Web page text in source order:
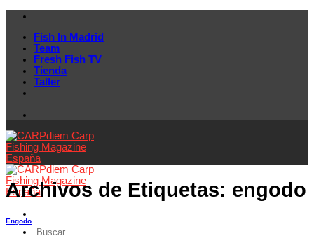
Skip
contentFish In Madrid
Team
Fresh Fish TV
Tienda
Taller
Archivos de Etiquetas: engodo
Engodo